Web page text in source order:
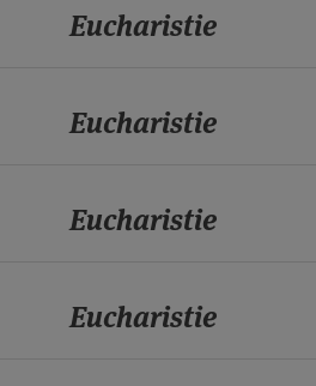
Eucharistie
Eucharistie
Eucharistie
Eucharistie